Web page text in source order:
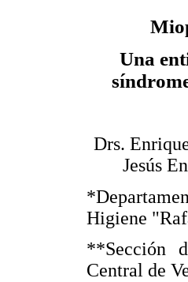
Una
Drs.
Jesús
Higiene
**Sección
Central de